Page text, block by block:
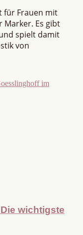
für Frauen mit
Marker. Es gibt
spielt damit
von
wichtigste